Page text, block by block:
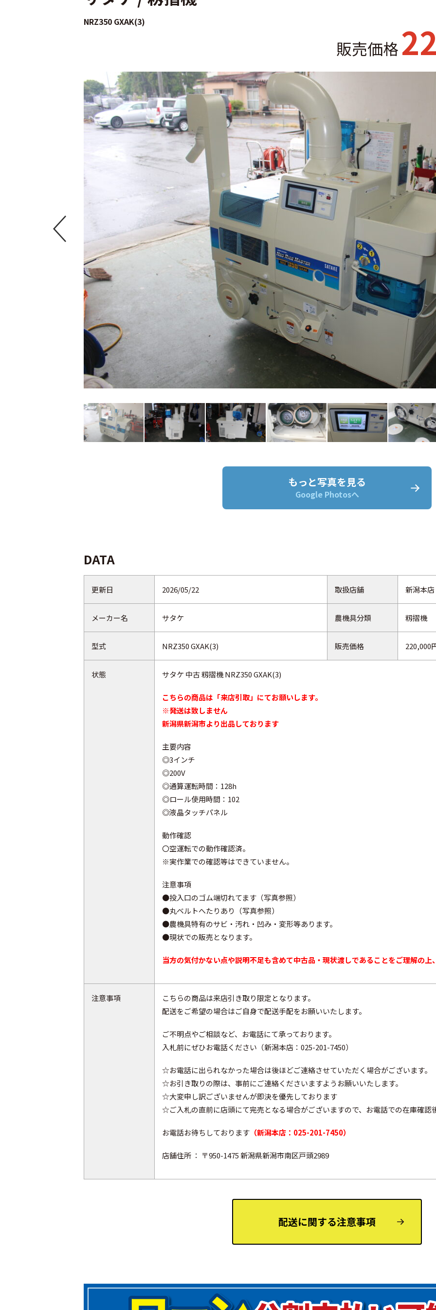
NRZ350 GXAK(3)
販売価格
もっと写真を見る
Google Photosへ
DATA
更新日 2026/05/22 取扱店舗 新潟本店
メーカー名 サタケ 農機具分類 籾摺機
型式 NRZ350 GXAK(3) 販売価格 220,000
状態 サタケ 中古 籾摺機 NRZ350 GXAK(3)
こちらの商品は「来店引取」にてお願いします。
※発送は致しません
新潟県新潟市より出品しております
主要内容
◎3インチ
◎200V
◎通算運転時間：128h
◎ロール使用時間：102
◎液晶タッチパネル
動作確認
〇空運転での動作確認済。
※実作業での確認等はできていません。
注意事項
●投入口のゴム端切れてます（写真参照）
●丸ベルトへたりあり（写真参照）
●農機具特有のサビ・汚れ・凹み・変形等あります。
●現状での販売となります。
当方の気付かない点や説明不足も含めて中古品・現状渡しであることをご理解の上
注意事項
こちらの商品は来店引き取り限定となります。
配送をご希望の場合はご自身で配送手配をお願いいたします。
ご不明点やご相談など、お電話にて承っております。
入札前にぜひお電話ください（新潟本店：025-201-7450）
☆お電話に出られなかった場合は後ほどご連絡させていただく場合がございます。
☆お引き取りの際は、事前にご連絡くださいますようお願いいたします。
☆大変申し訳ございませんが即決を優先しております
☆ご入札の直前に店頭にて完売となる場合がございますので、お電話での在庫確認
お電話お待ちしております （新潟本店：025-201-7450）
店舗住所 ： 〒950-1475 新潟県新潟市南区戸頭2989
配送に関する注意事項